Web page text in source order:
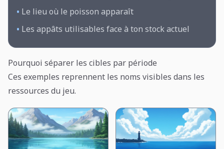
• Le lieu où le poisson apparaît
• Les appâts utilisables face à ton stock actuel
Pourquoi séparer les cibles par période
Ces exemples reprennent les noms visibles dans les
ressources du jeu.